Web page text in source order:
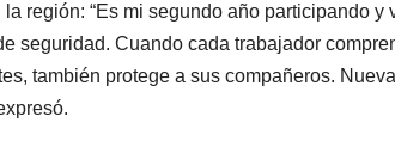
región: “Es mi segundo año participando y
seguridad. Cuando cada trabajador
también protege a sus compañeros.